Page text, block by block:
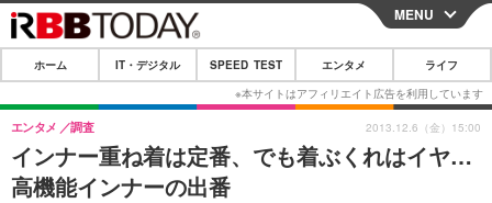
CLOSE
ホーム
IT・デジタル
IT・デジタルTOP スマートフォン
SPEED TEST
MENU
ホーム IT・デジタル SPEED TEST エンタメ ライフ
インナー重ね着は定番、でも着ぶくれはイヤ…
高機能インナーの出番
エンタメ 調査 2013.12.6（金）15:00